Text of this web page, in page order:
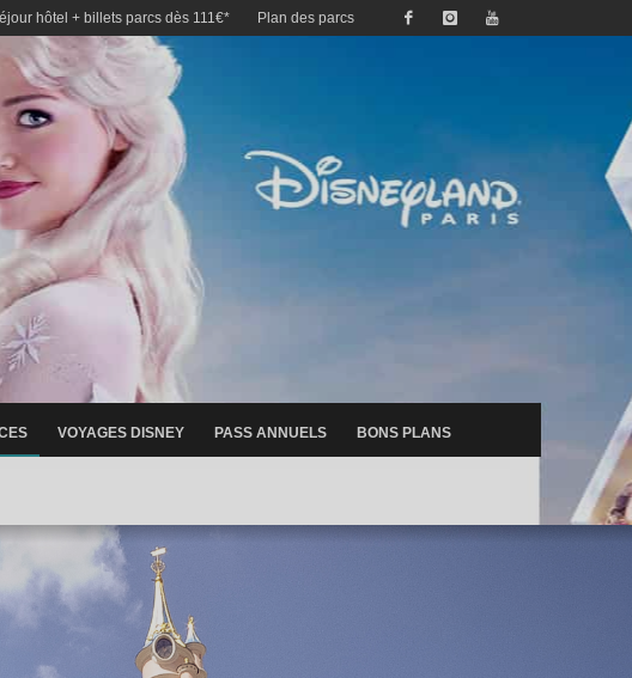
hôtel + billets parcs dès 111€* Plan des parcs
VOYAGES DISNEY PASS ANNUELS BONS PLANS